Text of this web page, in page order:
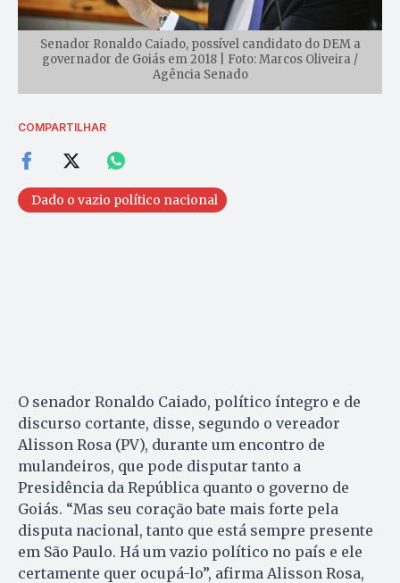
Senador Ronaldo Caiado, possível candidato do DEM a
governador de Goiás em 2018 | Foto: Marcos Oliveira /
Agência Senado
COMPARTILHAR
Dado o vazio político nacional
O senador Ronaldo Caiado, político íntegro e de
discurso cortante, disse, segundo o vereador
Alisson Rosa (PV), durante um encontro de
mulandeiros, que pode disputar tanto a
Presidência da República quanto o governo de
Goiás. “Mas seu coração bate mais forte pela
disputa nacional, tanto que está sempre presente
em São Paulo. Há um vazio político no país e ele
certamente quer ocupá-lo”, afirma Alisson Rosa,